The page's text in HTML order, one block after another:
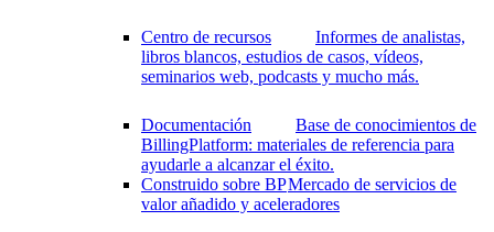
Centro de recursos
Informes de analistas,
libros blancos, estudios de casos, vídeos,
seminarios web, podcasts y mucho más.
Documentación
Base de conocimientos de
BillingPlatform: materiales de referencia para
ayudarle a alcanzar el éxito.
Construido sobre BPMercado de servicios de
valor añadido y aceleradores